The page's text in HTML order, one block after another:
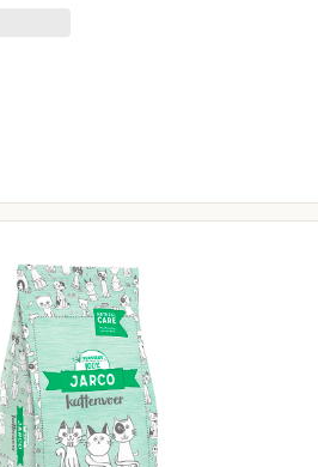
11,95
prijs € 10,16